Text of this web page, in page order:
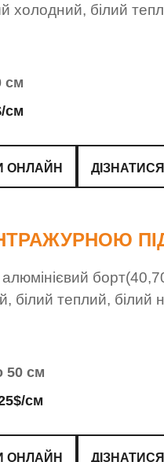
холодний, білий
см
см
ОНЛАЙН
білий теплий,
50 см
см
ОНЛАЙН